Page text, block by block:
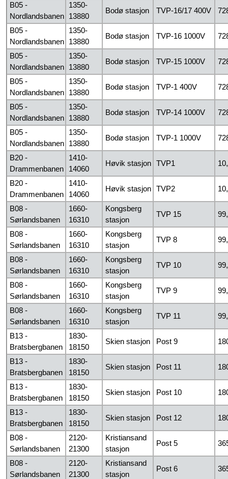
B05 -
Nordlandsbanen
1350-
13880
Bodø stasjon TVP-16/17 400V
B05 -
Nordlandsbanen
1350-
13880
Bodø stasjon TVP-16 1000V
B05 -
Nordlandsbanen
1350-
13880
Bodø stasjon TVP-15 1000V
B05 -
Nordlandsbanen
1350-
13880
Bodø stasjon TVP-1 400V
B05 -
Nordlandsbanen
1350-
13880
Bodø stasjon TVP-14 1000V
B05 -
Nordlandsbanen
1350-
13880
Bodø stasjon TVP-1 1000V
B20 -
Drammenbanen
1410-
14060
Høvik stasjon TVP1
B20 -
Drammenbanen
1410-
14060
Høvik stasjon TVP2
B08 -
Sørlandsbanen
1660-
16310
Kongsberg
stasjon
TVP 15
B08 -
Sørlandsbanen
1660-
16310
Kongsberg
stasjon
TVP 8
B08 -
Sørlandsbanen
1660-
16310
Kongsberg
stasjon
TVP 10
B08 -
Sørlandsbanen
1660-
16310
Kongsberg
stasjon
TVP 9
B08 -
Sørlandsbanen
1660-
16310
Kongsberg
stasjon
TVP 11
B13 -
Bratsbergbanen
1830-
18150
Skien stasjon Post 9
B13 -
Bratsbergbanen
1830-
18150
Skien stasjon Post 11
B13 -
Bratsbergbanen
1830-
18150
Skien stasjon Post 10
B13 -
Bratsbergbanen
1830-
18150
Skien stasjon Post 12
B08 -
Sørlandsbanen
2120-
21300
Kristiansand
stasjon
Post 5
B08 -
Sørlandsbanen
2120-
21300
Kristiansand
stasjon
Post 6